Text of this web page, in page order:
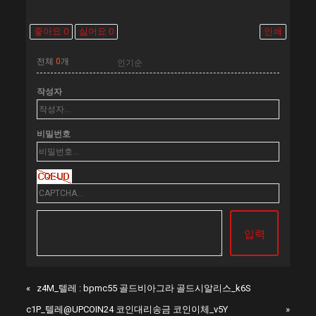
좋아요0 싫어요0 인쇄
전체0개
작성자
비밀번호
«
z4M_텔레 : bpmc55 골드비아그라 골드시알리스_k6S
c1P_텔레@UPCOIN24 코인대리송금 코인이체_v5Y
»